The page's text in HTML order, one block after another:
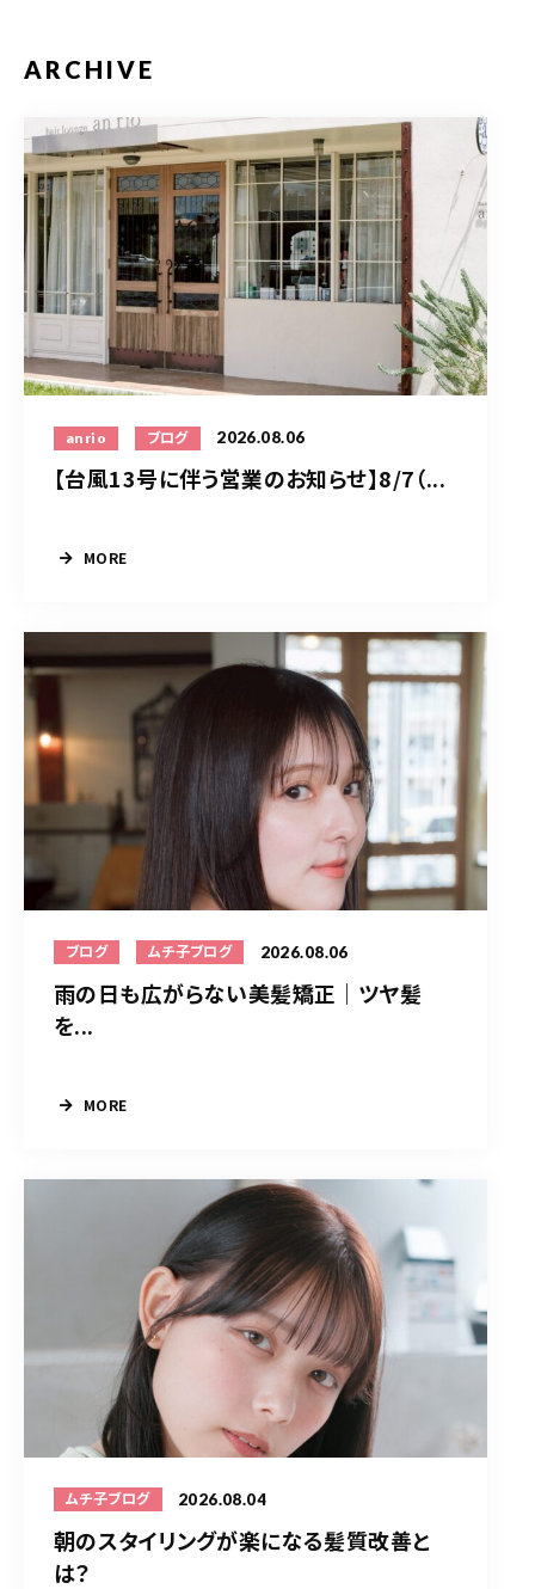
ARCHIVE
anrio ブログ 2026.08.06
【台風13号に伴う営業のお知らせ】8/7（...
MORE
ブログ ムチ子ブログ 2026.08.06
雨の日も広がらない美髪矯正｜ツヤ髪
を...
MORE
ムチ子ブログ 2026.08.04
朝のスタイリングが楽になる髪質改善と
は？